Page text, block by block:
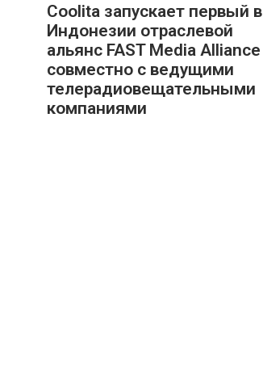
Coolita запускает первый в
Индонезии отраслевой
альянс FAST Media Alliance
совместно с ведущими
телерадиовещательными
компаниями